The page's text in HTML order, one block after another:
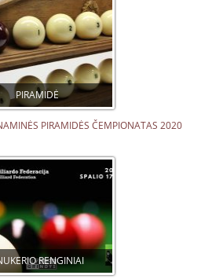
PIRAMIDĖ
PIRAMIDĖS ČEMPIONATAS 2020
RENGINIAI